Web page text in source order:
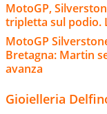
MotoGP,
tripletta sul podio.
MotoGP
Bretagna: Martin
avanza
Gioielleria